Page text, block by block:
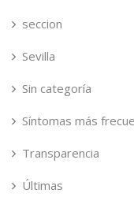
seccion
Sevilla
Sin categoría
Síntomas más
Transparencia
Últimas